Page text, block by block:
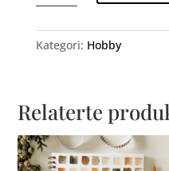
Workbook
Kategori: Hobby
Relaterte